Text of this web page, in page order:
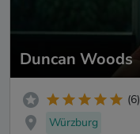
Duncan Woods
(6)
Würzburg